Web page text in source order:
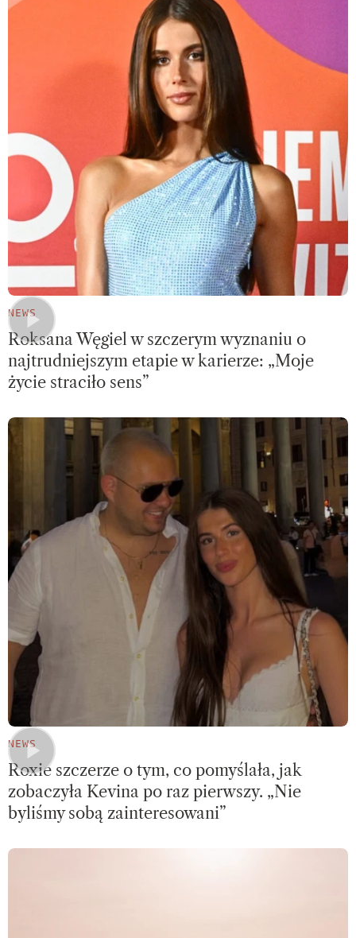
NEWS
Roksana Węgiel w szczerym wyznaniu o
najtrudniejszym etapie w karierze: „Moje
życie straciło sens”
NEWS
Roxie szczerze o tym, co pomyślała, jak
zobaczyła Kevina po raz pierwszy. „Nie
byliśmy sobą zainteresowani”